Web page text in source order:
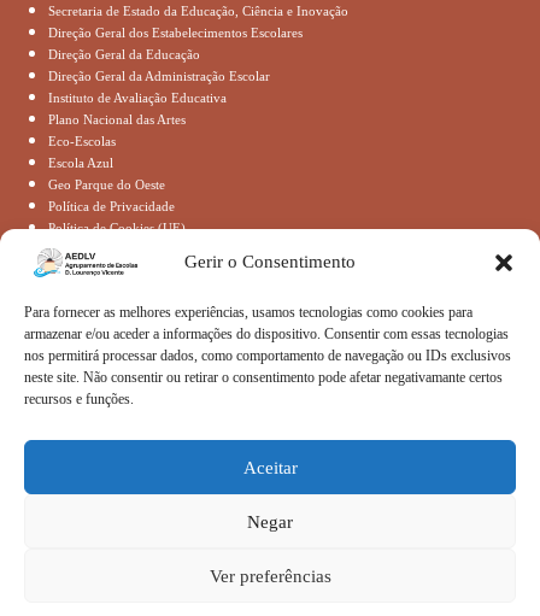
Gerir o Consentimento
Para fornecer as melhores experiências, usamos tecnologias como cookies para
armazenar e/ou aceder a informações do dispositivo. Consentir com essas tecnologias
nos permitirá processar dados, como comportamento de navegação ou IDs exclusivos
neste site. Não consentir ou retirar o consentimento pode afetar negativamante certos
recursos e funções.
Aceitar
Negar
Ver preferências
Secretaria de Estado da Educação, Ciência e Inovação
Direção Geral dos Estabelecimentos Escolares
Direção Geral da Educação
Direção Geral da Administração Escolar
Instituto de Avaliação Educativa
Plano Nacional das Artes
Eco-Escolas
Escola Azul
Geo Parque do Oeste
Política de Privacidade
Política de Cookies (UE)
Contactos
Morada:
Avenida de Angola
261422059
Copyright © 2026 – AEDLV